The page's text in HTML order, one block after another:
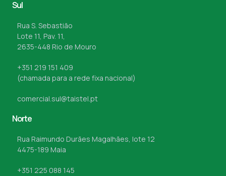
Sul
Rua S. Sebastião
Lote 11, Pav. 11,
2635-448 Rio de Mouro
+351 219 151 409
(chamada para a rede fixa nacional)
comercial.sul@taistel.pt
Norte
Rua Raimundo Durães Magalhães, lote 12
4475-189 Maia
+351 225 088 145